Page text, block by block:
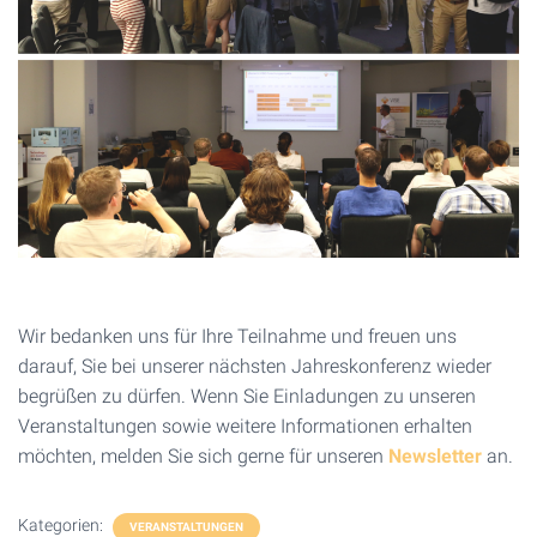
Wir bedanken uns für Ihre Teilnahme und freuen uns
darauf, Sie bei unserer nächsten Jahreskonferenz wieder
begrüßen zu dürfen. Wenn Sie Einladungen zu unseren
Veranstaltungen sowie weitere Informationen erhalten
möchten, melden Sie sich gerne für unseren Newsletter an.
Kategorien: VERANSTALTUNGEN